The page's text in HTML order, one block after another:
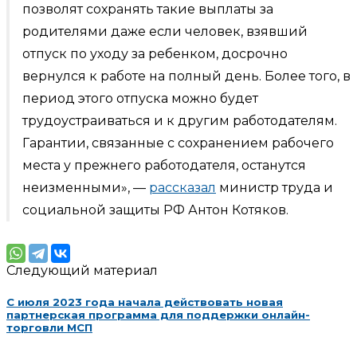
позволят сохранять такие выплаты за
родителями даже если человек, взявший
отпуск по уходу за ребенком, досрочно
вернулся к работе на полный день. Более того, в
период этого отпуска можно будет
трудоустраиваться и к другим работодателям.
Гарантии, связанные с сохранением рабочего
места у прежнего работодателя, останутся
неизменными», — рассказал министр труда и
социальной защиты РФ Антон Котяков.
Следующий материал
С июля 2023 года начала действовать новая
партнерская программа для поддержки онлайн-
торговли МСП